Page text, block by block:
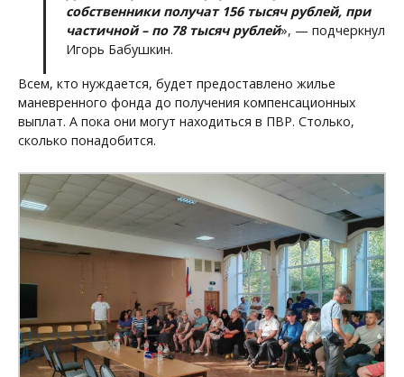
собственники получат 156 тысяч рублей, при
частичной – по 78 тысяч рублей», — подчеркнул
Игорь Бабушкин.
Всем, кто нуждается, будет предоставлено жилье
маневренного фонда до получения компенсационных
выплат. А пока они могут находиться в ПВР. Столько,
сколько понадобится.